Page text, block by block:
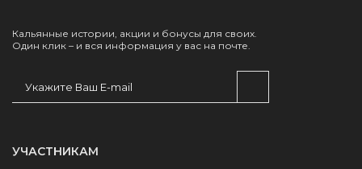
Кальянные истории, акции и бонусы для своих.
Один клик – и вся информация у вас на почте.
УЧАСТНИКАМ